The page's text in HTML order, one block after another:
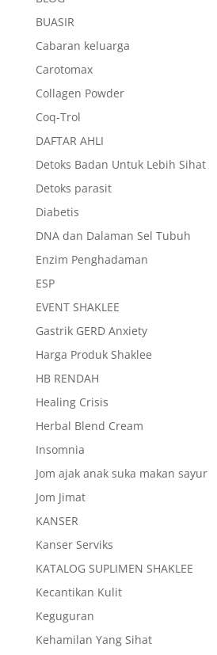
BUASIR
Cabaran keluarga
Carotomax
Collagen Powder
Coq-Trol
DAFTAR AHLI
Detoks Badan Untuk Lebih Sihat
Detoks parasit
Diabetis
DNA dan Dalaman Sel Tubuh
Enzim Penghadaman
ESP
EVENT SHAKLEE
Gastrik GERD Anxiety
Harga Produk Shaklee
HB RENDAH
Healing Crisis
Herbal Blend Cream
Insomnia
Jom ajak anak suka makan sayur
Jom Jimat
KANSER
Kanser Serviks
KATALOG SUPLIMEN SHAKLEE
Kecantikan Kulit
Keguguran
Kehamilan Yang Sihat